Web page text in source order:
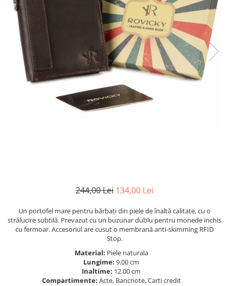
244,00 Lei 134,00 Lei
Un portofel mare pentru bărbați din piele de înaltă calitate, cu o
strălucire subtilă. Prevazut cu un buzunar dublu pentru monede inchis
cu fermoar. Accesoriul are cusut o membrană anti-skimming RFID
Stop.
Material: Piele naturala
Lungime: 9.00 cm
Inaltime: 12.00 cm
Compartimente: Acte, Bancnote, Carti credit